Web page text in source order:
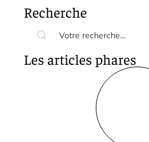
Recherche
Les articles phares